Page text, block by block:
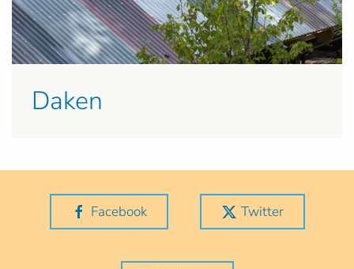
Daken
Facebook Twitter